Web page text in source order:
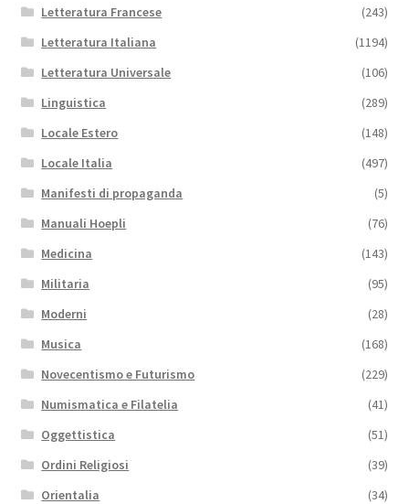
Letteratura Francese
(243)
Letteratura Italiana
(1194)
Letteratura Universale
(106)
Linguistica
(289)
Locale Estero
(148)
Locale Italia
(497)
Manifesti di propaganda
(5)
Manuali Hoepli
(76)
Medicina
(143)
Militaria
(95)
Moderni
(28)
Musica
(168)
Novecentismo e Futurismo
(229)
Numismatica e Filatelia
(41)
Oggettistica
(51)
Ordini Religiosi
(39)
Orientalia
(34)